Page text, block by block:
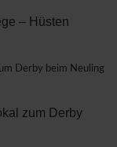
– Hüsten
zum Derby